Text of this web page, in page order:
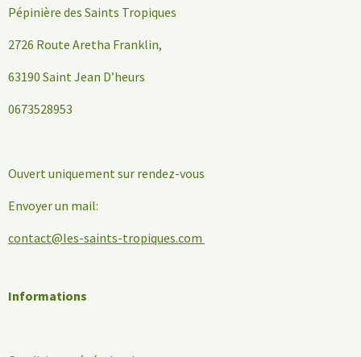
Pépinière des Saints Tropiques
2726 Route Aretha Franklin,
63190 Saint Jean D’heurs
0673528953
Ouvert uniquement sur rendez-vous
Envoyer un mail:
contact@les-saints-tropiques.com
Informations